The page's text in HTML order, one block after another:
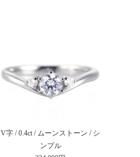
V字 / 0.4ct / ムーンストーン / シ
ンプル